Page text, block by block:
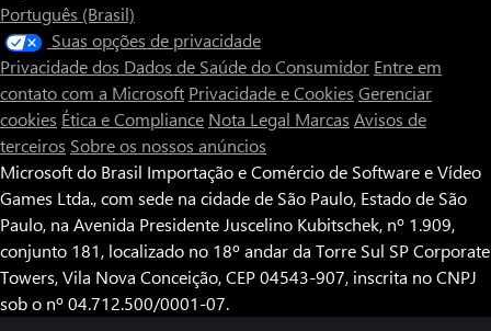
Português (Brasil)
Suas opções de privacidade
Privacidade dos Dados de Saúde do Consumidor Entre em
contato com a Microsoft Privacidade e Cookies Gerenciar
cookies Ética e Compliance Nota Legal Marcas Avisos de
terceiros Sobre os nossos anúncios
Microsoft do Brasil Importação e Comércio de Software e Vídeo
Games Ltda., com sede na cidade de São Paulo, Estado de São
Paulo, na Avenida Presidente Juscelino Kubitschek, nº 1.909,
conjunto 181, localizado no 18º andar da Torre Sul SP Corporate
Towers, Vila Nova Conceição, CEP 04543-907, inscrita no CNPJ
sob o nº 04.712.500/0001-07.